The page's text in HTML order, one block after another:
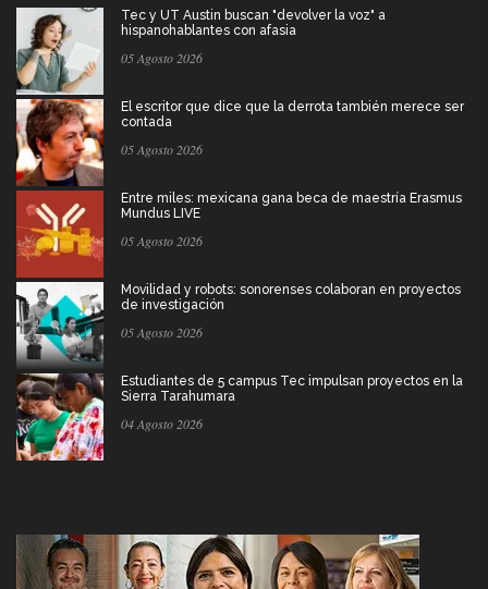
Tec y UT Austin buscan "devolver la voz" a
hispanohablantes con afasia
05 Agosto 2026
El escritor que dice que la derrota también merece ser
contada
05 Agosto 2026
Entre miles: mexicana gana beca de maestría Erasmus
Mundus LIVE
05 Agosto 2026
Movilidad y robots: sonorenses colaboran en proyectos
de investigación
05 Agosto 2026
Estudiantes de 5 campus Tec impulsan proyectos en la
Sierra Tarahumara
04 Agosto 2026